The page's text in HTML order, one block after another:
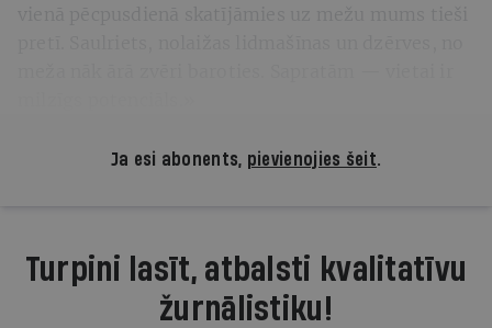
Ja esi abonents, pievienojies šeit.
Turpini lasīt, atbalsti kvalitatīvu
žurnālistiku!